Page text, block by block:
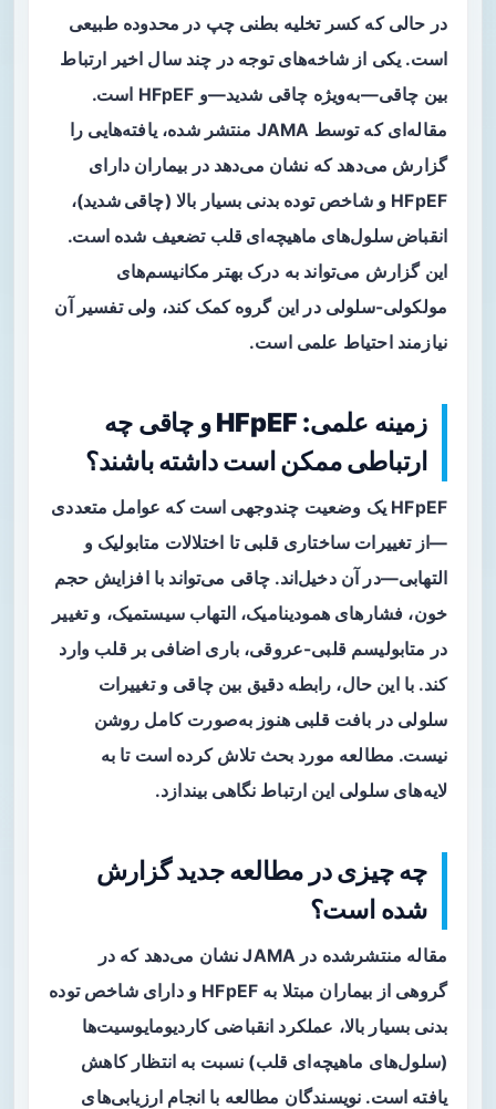
در حالی که کسر تخلیه بطنی چپ در محدوده طبیعی
است. یکی از شاخه‌های توجه در چند سال اخیر ارتباط
بین چاقی
—به‌ویژه چاقی شدید—و HFpEF است.
مقاله‌ای که توسط JAMA منتشر شده، یافته‌هایی را
گزارش می‌دهد که نشان می‌دهد در بیماران دارای
HFpEF و شاخص توده بدنی بسیار بالا (
چاقی شدید)،
انقباض سلول‌های ماهیچه‌ای قلب تضعیف شده است.
این گزارش می‌تواند به درک بهتر مکانیسم‌های
مولکولی-سلولی در این گروه کمک کند، ولی تفسیر آن
نیازمند احتیاط علمی است.
زمینه علمی: HFpEF و چاقی چه
ارتباطی ممکن است داشته باشند؟
HFpEF یک وضعیت چندوجهی است که عوامل متعددی
—از تغییرات ساختاری قلبی تا اختلالات متابولیک و
التهابی—در آن دخیل‌اند. چاقی می‌تواند با افزایش حجم
خون، فشارهای همودینامیک، التهاب سیستمیک، و تغییر
در متابولیسم قلبی-عروقی، باری اضافی بر قلب وارد
کند. با این حال، رابطه دقیق بین چاقی و تغییرات
سلولی در بافت قلبی هنوز به‌صورت کامل روشن
نیست. مطالعه مورد بحث تلاش کرده است تا به
لایه‌های سلولی این ارتباط نگاهی بیندازد.
چه چیزی در مطالعه جدید گزارش
شده است؟
مقاله منتشرشده در JAMA نشان می‌دهد که در
گروهی از بیماران مبتلا به HFpEF و دارای شاخص توده
بدنی بسیار بالا، عملکرد انقباضیکاردیومایوسیت‌ها
(سلول‌های ماهیچه‌ای قلب) نسبت به انتظار کاهش
یافته است. نویسندگان مطالعه با انجام ارزیابی‌های